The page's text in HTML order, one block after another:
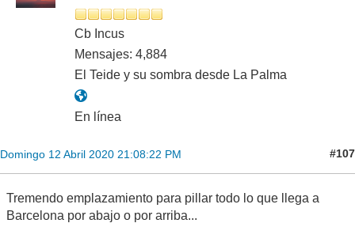
Cb Incus
Mensajes: 4,884
El Teide y su sombra desde La Palma
En línea
Domingo 12 Abril 2020 21:08:22 PM #107
Tremendo emplazamiento para pillar todo lo que llega a
Barcelona por abajo o por arriba...